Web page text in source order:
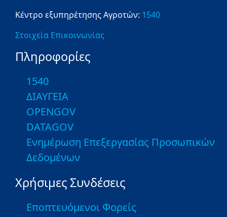
Κέντρο εξυπηρέτησης Αγροτών: 1540
Στοιχεία Επικοινωνίας
Πληροφορίες
1540
ΔΙΑΥΓΕΙΑ
OPENGOV
DATAGOV
Ενημέρωση Επεξεργασίας Προσωπικών
Δεδομένων
Χρήσιμες Συνδέσεις
Εποπτευόμενοι Φορείς